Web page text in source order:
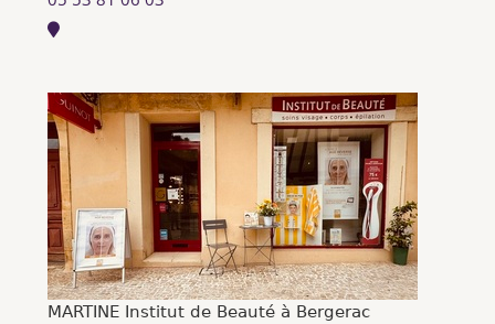
MARTINE Institut de Beauté à Bergerac